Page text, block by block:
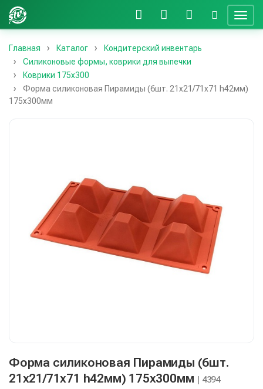
Главная Каталог
Кондитерский инвентарь
Силиконовые формы, коврики для выпечки
Коврики 175х300
Форма силиконовая Пирамиды (6шт. 21х21/71х71 h42мм)
175х300мм
Форма силиконовая Пирамиды (6шт.
21х21/71х71 h42мм) 175х300мм | 4394